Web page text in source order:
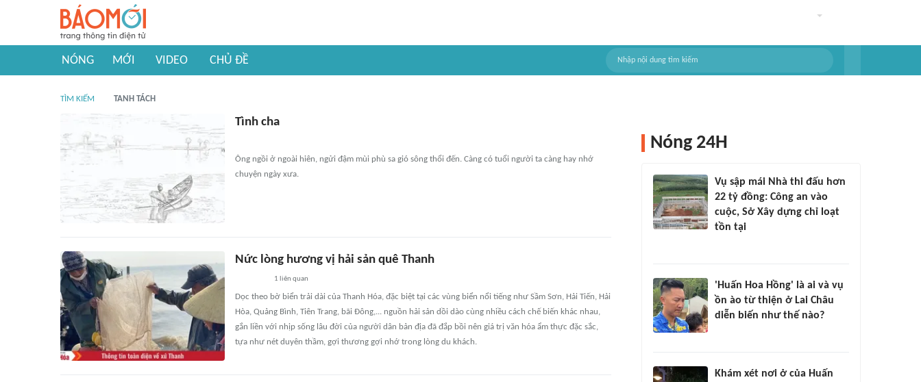
NÓNG MỚI VIDEO CHỦ ĐỀ
TÌM KIẾM TANH TÁCH
Tình cha
Ông ngồi ở ngoài hiên, ngửi đậm mùi phù sa gió sông thổi đến. Càng có tuổi người ta càng hay nhớ
chuyện ngày xưa.
Nức lòng hương vị hải sản quê Thanh
1 liên quan
Dọc theo bờ biển trải dài của Thanh Hóa, đặc biệt tại các vùng biển nổi tiếng như Sầm Sơn, Hải Tiến, Hải
Hòa, Quảng Bình, Tiên Trang, bãi Đông,... nguồn hải sản dồi dào cùng nhiều cách chế biến khác nhau,
gắn liền với nhịp sống lâu đời của người dân bản địa đã đắp bồi nên giá trị văn hóa ẩm thực đặc sắc,
tựa như nét duyên thầm, gợi thương gợi nhớ trong lòng du khách.
Nóng 24H
Vụ sập mái Nhà thi đấu hơn
22 tỷ đồng: Công an vào
cuộc, Sở Xây dựng chỉ loạt
tồn tại
'Huấn Hoa Hồng' là ai và vụ
ồn ào từ thiện ở Lai Châu
diễn biến như thế nào?
Khám xét nơi ở của Huấn